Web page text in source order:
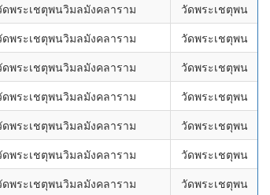
ดพระเชตุพนวิมลมังคลาราม
วัดพระเชตุพน
ดพระเชตุพนวิมลมังคลาราม
วัดพระเชตุพน
ดพระเชตุพนวิมลมังคลาราม
วัดพระเชตุพน
ดพระเชตุพนวิมลมังคลาราม
วัดพระเชตุพน
ดพระเชตุพนวิมลมังคลาราม
วัดพระเชตุพน
ดพระเชตุพนวิมลมังคลาราม
วัดพระเชตุพน
ดพระเชตุพนวิมลมังคลาราม
วัดพระเชตุพน